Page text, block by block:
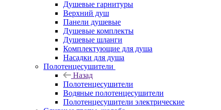
Душевые гарнитуры
Верхний душ
Панели душевые
Душевые комплекты
Душевые шланги
Комплектующие для душа
Насадки для душа
Полотенцесушители
Назад
Полотенцесушители
Водяные полотенцесушители
Полотенцесушители электрические